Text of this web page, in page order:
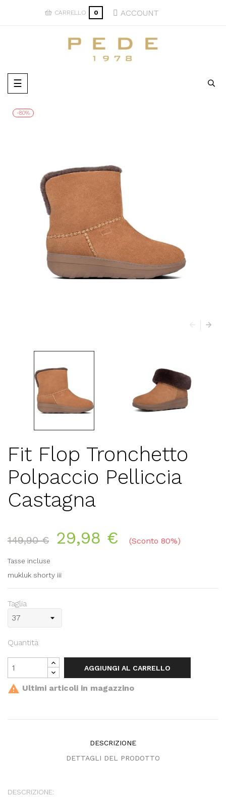
CARRELLO 0 ACCOUNT
navigazione
Toggle
☰
-80%
Fit Flop Tronchetto
Polpaccio Pelliccia
Castagna
149,90 € 29,98 € Sconto 80%
Tasse incluse
mukluk shorty iii
Taglia
Quantità
AGGIUNGI AL CARRELLO
 Ultimi articoli in magazzino
DESCRIZIONE
DETTAGLI DEL PRODOTTO
DESCRIZIONE: